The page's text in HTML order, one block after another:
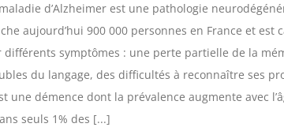
d’Alzheimer est une pathologie
aujourd’hui 900 000 personnes en France et est
différents symptômes : une perte partielle de la
du langage, des difficultés à reconnaître ses
une démence dont la prévalence augmente avec
seuls 1% des [...]